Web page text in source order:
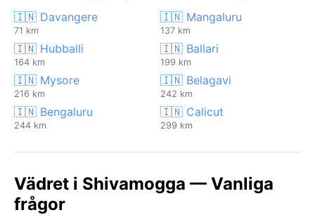
🇮🇳 Davangere
71 km
🇮🇳 Mangaluru
137 km
🇮🇳 Hubballi
164 km
🇮🇳 Ballari
199 km
🇮🇳 Mysore
216 km
🇮🇳 Belagavi
242 km
🇮🇳 Bengaluru
244 km
🇮🇳 Calicut
299 km
Vädret i Shivamogga — Vanliga
frågor